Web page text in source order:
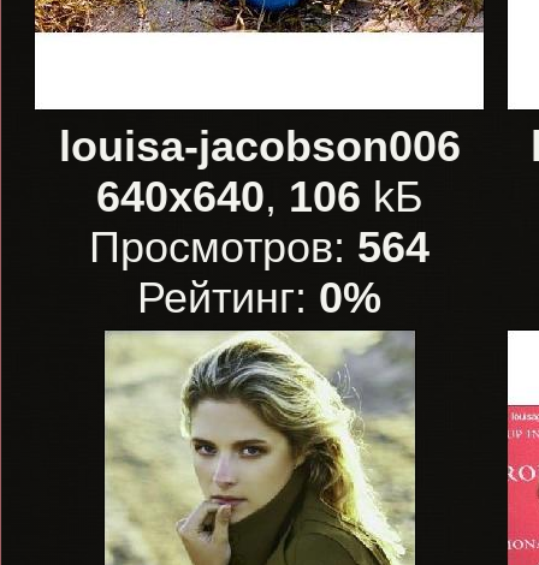
louisa-jacobson006
640x640, 106 kБ
Просмотров: 564
Рейтинг: 0%